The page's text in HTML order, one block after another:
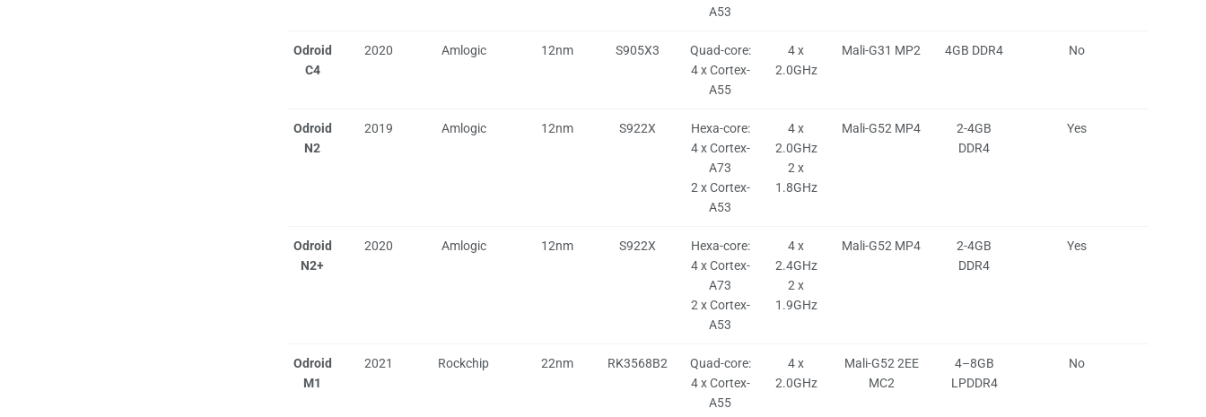
A53
Odroid
C4
2020 Amlogic 12nm S905X3
Quad-core:
4 x Cortex-
A55
4 x
2.0GHz
Mali-G31 MP2 4GB DDR4 No
Odroid
N2
2019 Amlogic 12nm S922X
Hexa-core:
4 x Cortex-
A73
2 x Cortex-
A53
4 x
2.0GHz
2 x
1.8GHz
Mali-G52 MP4
2-4GB
DDR4
Yes
Odroid
N2+
2020 Amlogic 12nm S922X
Hexa-core:
4 x Cortex-
A73
2 x Cortex-
A53
4 x
2.4GHz
2 x
1.9GHz
Mali-G52 MP4
2-4GB
DDR4
Yes
Odroid
M1
2021 Rockchip 22nm RK3568B2
Quad-core:
4 x Cortex-
A55
4 x
2.0GHz
Mali-G52 2EE
MC2
4–8GB
LPDDR4
No